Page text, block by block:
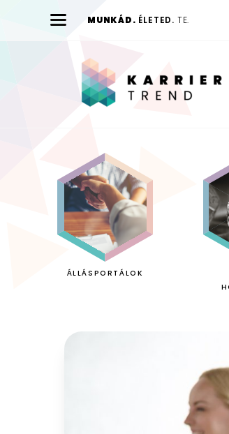
MUNKÁD. ÉLETED. TE.
ÁLLÁSPORTÁLOK